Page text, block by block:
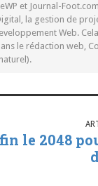
et Journal-
la gestion de
Web.
le rédaction web,
le 2048